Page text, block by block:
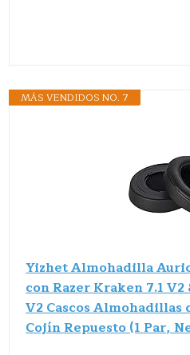
MÁS VENDIDOS NO. 7
Yizhet Almohadilla
con Razer Kraken 7.1
V2 Cascos Almohadillas
Cojín Repuesto (1 Par,